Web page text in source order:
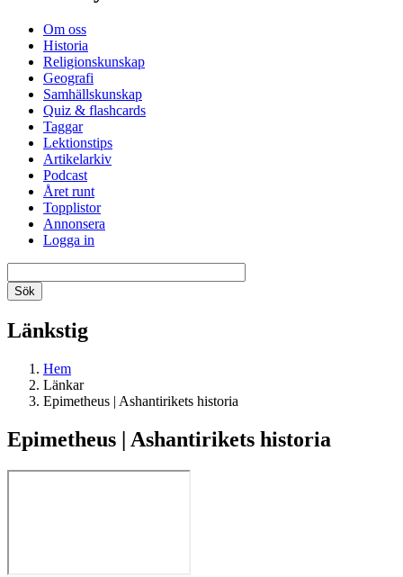
Om oss
Historia
Religionskunskap
Geografi
Samhällskunskap
Quiz & flashcards
Taggar
Lektionstips
Artikelarkiv
Podcast
Året runt
Topplistor
Annonsera
Logga in
Länkstig
Hem
Länkar
Epimetheus | Ashantirikets historia
Epimetheus | Ashantirikets historia